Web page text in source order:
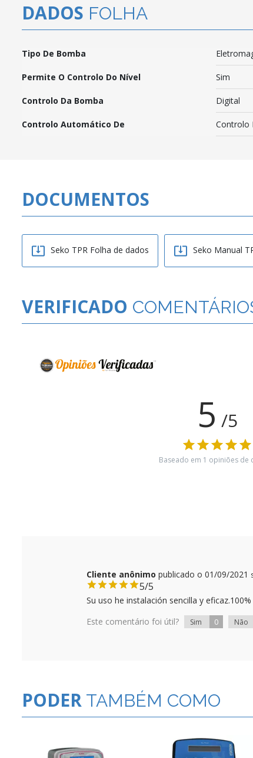
DADOS FOLHA
Tipo De Bomba
Permite O Controlo Do Nível Sim
Controlo Da Bomba Digital
Controlo Automático De Controlo
DOCUMENTOS
 Seko TPR Folha de dados  Seko Manual
VERIFICADO
5 /5
Baseado em 1 opiniões de
Cliente anônimopublicado o 01/09/2021
5/5
Su uso he instalación sencilla y eficaz.100%
Este comentário foi útil?
Sim 0 Não
PODER TAMBÉM COMO